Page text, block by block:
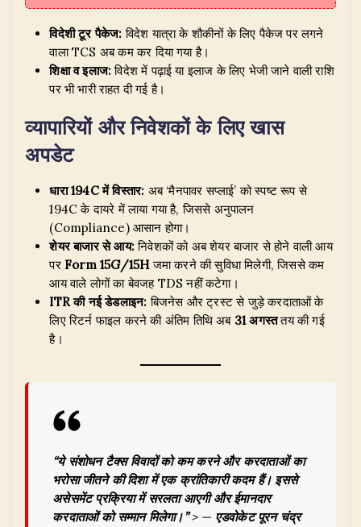
विदेशी टूर पैकेज: विदेश यात्रा के शौकीनों के लिए पैकेज पर लगने
वाला TCS अब कम कर दिया गया है।
शिक्षा व इलाज:विदेश में पढ़ाई या इलाज के लिए भेजी जाने वाली राशि
पर भी भारी राहत दी गई है।
व्यापारियों और निवेशकों के लिए खास
अपडेट
धारा 194C में विस्तार: अब ‘मैनपावर सप्लाई’ को स्पष्ट रूप से
194C के दायरे में लाया गया है, जिससे अनुपालन
(Compliance) आसान होगा।
शेयर बाजार से आय:निवेशकों को अब शेयर बाजार से होने वाली आय
पर Form 15G/15Hजमा करने की सुविधा मिलेगी, जिससे कम
आय वाले लोगों का बेवजह TDS नहीं कटेगा।
ITR की नई डेडलाइन: बिजनेस और ट्रस्ट से जुड़े करदाताओं के
लिए रिटर्न फाइल करने की अंतिम तिथि अब 31 अगस्ततय की गई
है।
“ये संशोधन टैक्स विवादों को कम करने और करदाताओं का
भरोसा जीतने की दिशा में एक क्रांतिकारी कदम हैं। इससे
असेसमेंट प्रक्रिया में सरलता आएगी और ईमानदार
करदाताओं को सम्मान मिलेगा।”> — एडवोकेट पूरन चंद्र